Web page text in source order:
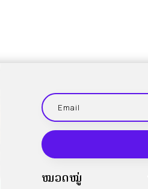
ໝວດໝູ່